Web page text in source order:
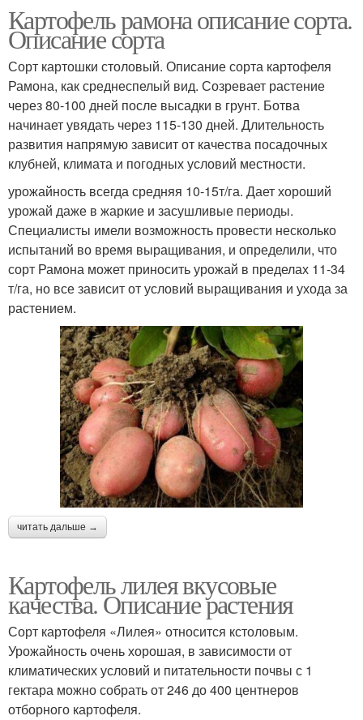
Картофель рамона описание сорта.
Описание сорта
Сорт картошки столовый. Описание сорта картофеля
Рамона, как среднеспелый вид. Созревает растение
через 80-100 дней после высадки в грунт. Ботва
начинает увядать через 115-130 дней. Длительность
развития напрямую зависит от качества посадочных
клубней, климата и погодных условий местности.
урожайность всегда средняя 10-15т/га. Дает хороший
урожай даже в жаркие и засушливые периоды.
Специалисты имели возможность провести несколько
испытаний во время выращивания, и определили, что
сорт Рамона может приносить урожай в пределах 11-34
т/га, но все зависит от условий выращивания и ухода за
растением.
читать дальше →
Картофель лилея вкусовые
качества. Описание растения
Сорт картофеля «Лилея» относится кстоловым.
Урожайность очень хорошая, в зависимости от
климатических условий и питательности почвы с 1
гектара можно собрать от 246 до 400 центнеров
отборного картофеля.